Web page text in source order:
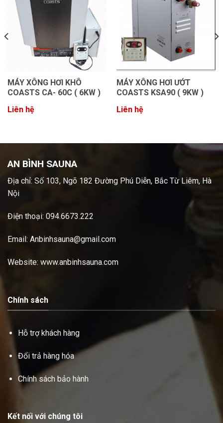
MÁY XÔNG HƠI KHÔ
COASTS CA- 60C ( 6KW )
Liên hệ
MÁY XÔNG HƠI ƯỚT
COASTS KSA90 ( 9KW )
Liên hệ
AN BÌNH SAUNA
Địa chỉ: Số 103, Ngõ 182 Đường Phú Diễn, Bắc Từ Liêm, Hà
Nội
Điện thoại: 094.6673.222
Email: Anbinhsauna@gmail.com
Website: www.anbinhsauna.com
Chính sách
Hỗ trợ khách hàng
Đổi trả hàng hóa
Chính sách bảo hành
Kết nối với chúng tôi